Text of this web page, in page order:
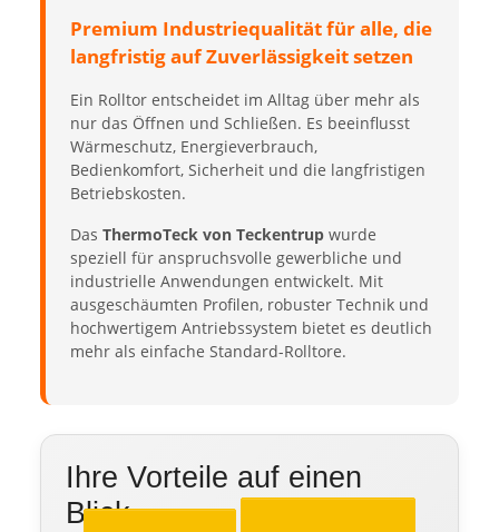
Premium Industriequalität für alle, die
langfristig auf Zuverlässigkeit setzen
Ein Rolltor entscheidet im Alltag über mehr als
nur das Öffnen und Schließen. Es beeinflusst
Wärmeschutz, Energieverbrauch,
Bedienkomfort, Sicherheit und die langfristigen
Betriebskosten.
Das ThermoTeck von Teckentrup wurde
speziell für anspruchsvolle gewerbliche und
industrielle Anwendungen entwickelt. Mit
ausgeschäumten Profilen, robuster Technik und
hochwertigem Antriebssystem bietet es deutlich
mehr als einfache Standard-Rolltore.
Ihre Vorteile auf einen
Blick